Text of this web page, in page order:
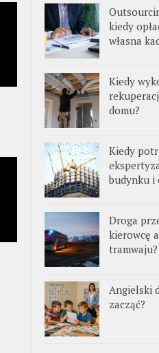
kiedy
własna
Kiedy
domu?
Kiedy
budynku i
Droga
kierowcę
tramwaju?
Angielski
zacząć?